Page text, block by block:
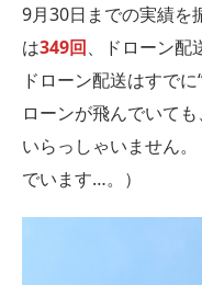
9月30日までの実績を
は349回、ドローン配
ドローン配送はすで
ローンが飛んでいて
いらっしゃいません
でいます…。）